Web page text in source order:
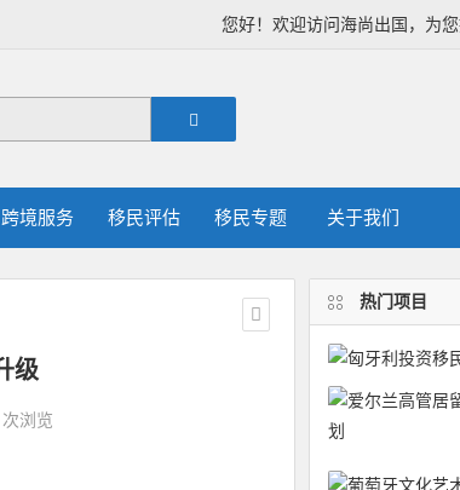
您好！欢迎访问海尚出国，为
跨境服务 移民评估 移民专题 关于我们
级
浏览
热门项目